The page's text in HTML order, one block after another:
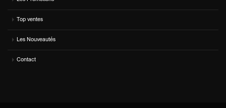
Top ventes
Les Nouveautés
Contact